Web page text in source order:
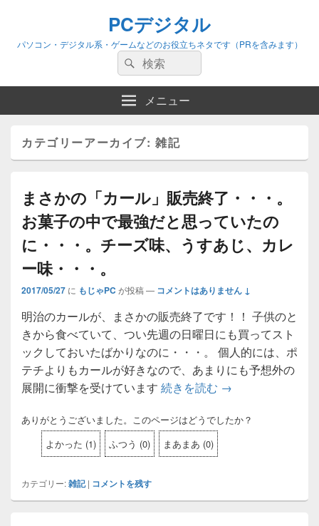
PCデジタル
パソコン・デジタル系・ゲームなどのお役立ちネタです（PRを含みます）
検
索:
検
索
メニュー
カテゴリーアーカイブ:雑記
まさかの「カール」販売終了・・・。
お菓子の中で最強だと思っていたの
に・・・。チーズ味、うすあじ、カレ
ー味・・・。
2017/05/27 に もじゃPC が投稿 — コメントはありません ↓
明治のカールが、まさかの販売終了です！！ 子供のと
きから食べていて、つい先週の日曜日にも買ってスト
ックしておいたばかりなのに・・・。 個人的には、ポ
テチよりもカールが好きなので、あまりにも予想外の
展開に衝撃を受けています 続きを読む まさかの「カール
→
ありがとうございました。このページはどうでしたか？
よかった (1) ふつう (0) まあまあ (0)
カテゴリー:雑記 | コメントを残す